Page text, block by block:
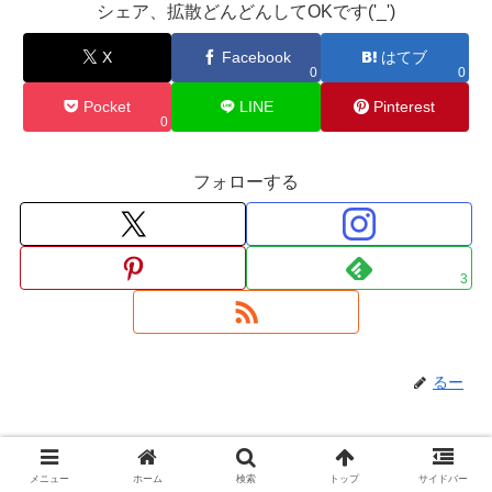
シェア、拡散どんどんしてOKです('_')
X Facebook
0
はてブ
0
Pocket
0
LINE Pinterest
フォローする
3
るー
コメント
メニュー ホーム 検索 トップ サイドバー